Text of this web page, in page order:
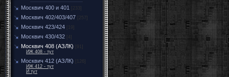
Москвич 400 и 401 [233]
Москвич 402/403/407 [257]
Москвич 423/424
Москвич 430/432
Москвич 408 (АЗЛК)
ИЖ 408 - тут
Москвич 412 (АЗЛК)
[126]
ИЖ 412 - тут
И тут